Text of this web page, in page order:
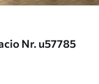
Nr. u57785